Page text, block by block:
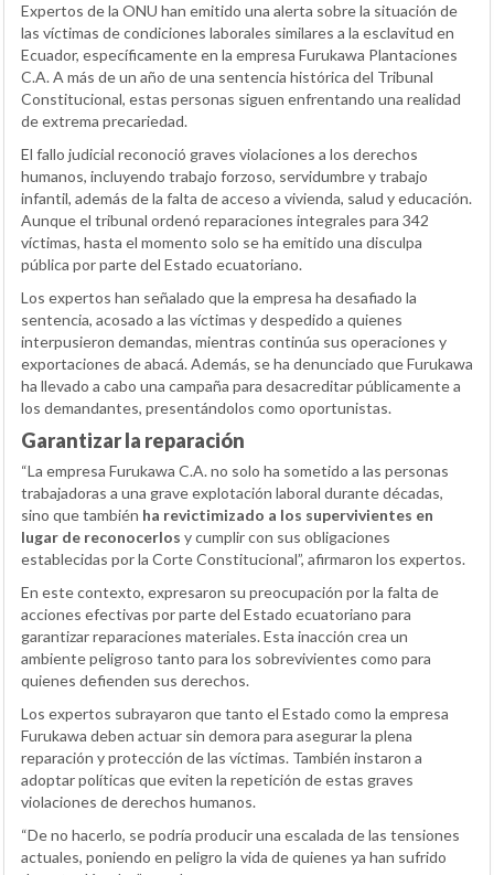
Expertos de la ONU han emitido una alerta sobre la situación de
las víctimas de condiciones laborales similares a la esclavitud en
Ecuador, específicamente en la empresa Furukawa Plantaciones
C.A. A más de un año de una sentencia histórica del Tribunal
Constitucional, estas personas siguen enfrentando una realidad
de extrema precariedad.
El fallo judicial reconoció graves violaciones a los derechos
humanos, incluyendo trabajo forzoso, servidumbre y trabajo
infantil, además de la falta de acceso a vivienda, salud y educación.
Aunque el tribunal ordenó reparaciones integrales para 342
víctimas, hasta el momento solo se ha emitido una disculpa
pública por parte del Estado ecuatoriano.
Los expertos han señalado que la empresa ha desafiado la
sentencia, acosado a las víctimas y despedido a quienes
interpusieron demandas, mientras continúa sus operaciones y
exportaciones de abacá. Además, se ha denunciado que Furukawa
ha llevado a cabo una campaña para desacreditar públicamente a
los demandantes, presentándolos como oportunistas.
Garantizar la reparación
“La empresa Furukawa C.A. no solo ha sometido a las personas
trabajadoras a una grave explotación laboral durante décadas,
sino que también ha revictimizado a los supervivientes en
lugar de reconocerlos y cumplir con sus obligaciones
establecidas por la Corte Constitucional”, afirmaron los expertos.
En este contexto, expresaron su preocupación por la falta de
acciones efectivas por parte del Estado ecuatoriano para
garantizar reparaciones materiales. Esta inacción crea un
ambiente peligroso tanto para los sobrevivientes como para
quienes defienden sus derechos.
Los expertos subrayaron que tanto el Estado como la empresa
Furukawa deben actuar sin demora para asegurar la plena
reparación y protección de las víctimas. También instaron a
adoptar políticas que eviten la repetición de estas graves
violaciones de derechos humanos.
“De no hacerlo, se podría producir una escalada de las tensiones
actuales, poniendo en peligro la vida de quienes ya han sufrido